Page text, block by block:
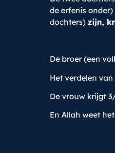
de erfenis onder)
dochters) zijn,
De broer (een
Het verdelen
De vrouw krijgt
En Allah weet